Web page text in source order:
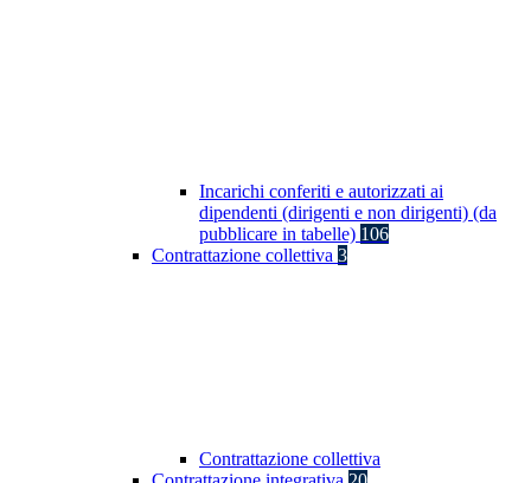
Incarichi conferiti e autorizzati ai
dipendenti (dirigenti e non dirigenti) (da
pubblicare in tabelle) 106
Contrattazione collettiva 3
Contrattazione collettiva